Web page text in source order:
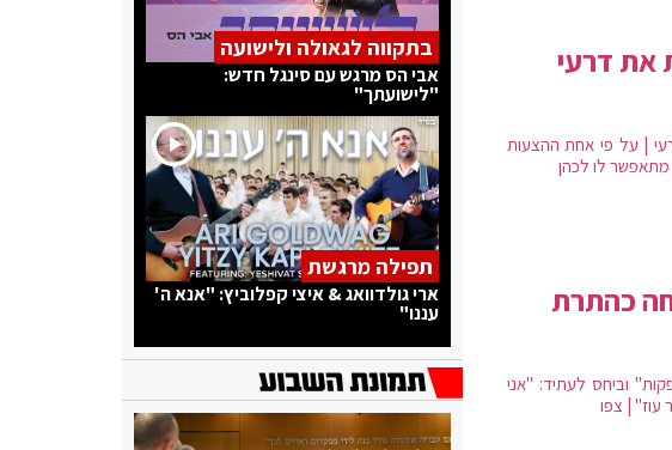
את דרעי
| על פי אחת ההצעות
מתאפשר לו לכהן
כהתרת
וביחס לעתיד: "אני
עוז" | צפו
בתקווה לגאולה ולישועה
אבי הס מרגש עם סינגל חדש:
"לישועתך"
תפילה מרגשת
ארי גולדוואג & איצי קפלוביץ: "אנא ה'
עננו"